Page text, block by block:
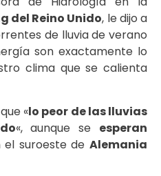
del Reino Unido, le dijo a
de lluvia de verano
son exactamente lo
clima que se calienta
«lo peor de las lluvias
«, aunque se esperan
el suroeste deAlemania